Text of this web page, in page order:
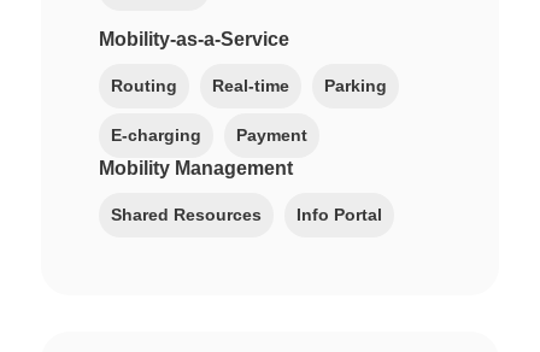
Mobility-as-a-Service
Routing Real-time Parking
E-charging Payment
Mobility Management
Shared Resources Info Portal